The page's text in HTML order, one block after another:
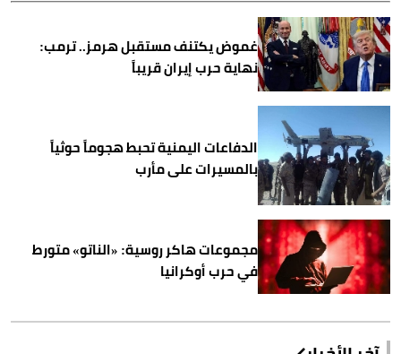
غموض يكتنف مستقبل هرمز.. ترمب:
نهاية حرب إيران قريباً
الدفاعات اليمنية تحبط هجوماً حوثياً
بالمسيرات على مأرب
مجموعات هاكر روسية: «الناتو» متورط
في حرب أوكرانيا